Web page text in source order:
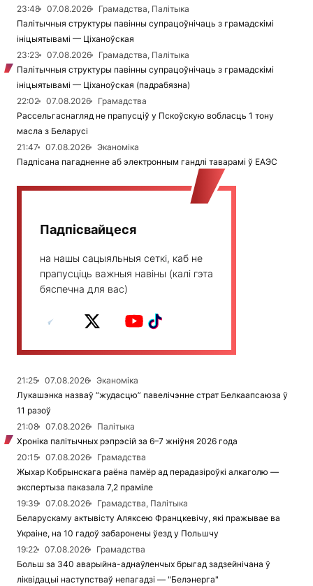
23:48 07.08.2026
Грамадства, Палітыка
Палітычныя структуры павінны супрацоўнічаць з грамадскімі
ініцыятывамі — Ціханоўская
23:23
07.08.2026
Грамадства, Палітыка
Палітычныя структуры павінны супрацоўнічаць з грамадскімі
ініцыятывамі — Ціханоўская (падрабязна)
22:02
07.08.2026
Грамадства
Рассельгаснагляд не прапусціў у Пскоўскую вобласць 1 тону
масла з Беларусі
21:47
07.08.2026
Эканоміка
Падпісана пагадненне аб электронным гандлі таварамі ў ЕАЭС
Падпісвайцеся
на нашы сацыяльныя сеткі, каб не
прапусціць важныя навіны (калі гэта
бяспечна для вас)
21:25 07.08.2026
Эканоміка
Лукашэнка назваў “жудасцю” павелічэнне страт Белкаапсаюза ў
11 разоў
21:08
07.08.2026
Палітыка
Хроніка палітычных рэпрэсій за 6–7 жніўня 2026 года
20:15
07.08.2026
Грамадства
Жыхар Кобрынскага раёна памёр ад перадазіроўкі алкаголю —
экспертыза паказала 7,2 праміле
19:39
07.08.2026
Грамадства, Палітыка
Беларускаму актывісту Аляксею Францкевічу, які пражывае ва
Украіне, на 10 гадоў забаронены ўезд у Польшчу
19:22
07.08.2026
Грамадства
Больш за 340 аварыйна-аднаўленчых брыгад задзейнічана ў
ліквідацыі наступстваў непагадзі — "Белэнерга"